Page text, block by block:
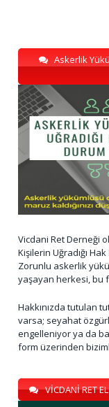
Askerlik
Vicdani Ret Derneği
Kişilerin Uğradığı
Zorunlu askerlik
yaşayan herkesi, bu
Hakkınızda tutulan
varsa; seyahat
engelleniyor ya da
form üzerinden
VİCDANİ RET